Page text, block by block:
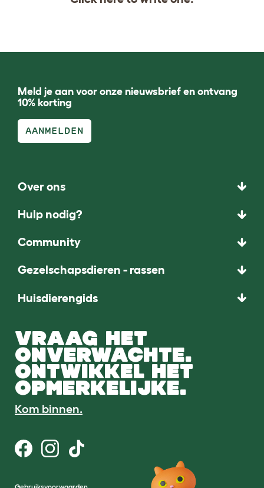
Meld je aan voor onze nieuwsbrief en ontvang
10% korting
AANMELDEN
Over ons
Hulp nodig?
Community
Gezelschapsdieren - rassen
Huisdierengids
VRAAG HET
ONVERWACHTE.
ONTWIKKEL HET
OPMERKELIJKE.
Kom binnen.
Gebruiksvoorwaarden